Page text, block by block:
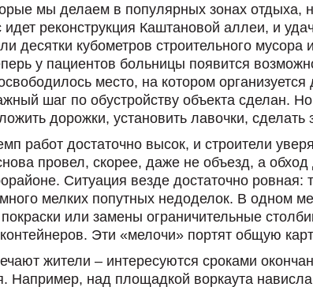
мы делаем в популярных зонах
идет реконструкция Каштановой аллеи, и
десятки кубометров строительного
у пациентов больницы появится
место, на котором
шаг по обустройству объекта сделан.
дорожки, установить лавочки, сделать
работ достаточно высок, и строители
провел, скорее, даже не объезд, а
Ситуация везде достаточно ровная:
мелких попутных недоделок. В одном
или замены ограничительные
Эти «мелочи» портят общую
жители – интересуются сроками
Например, над площадкой воркаута